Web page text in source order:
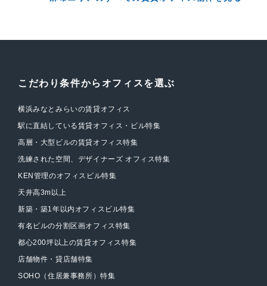
こだわり条件からオフィスを選ぶ
横浜みなとみらいの賃貸オフィス
駅に直結している賃貸オフィス・ビル特集
高層・大型ビルの賃貸オフィス特集
洗練された空間、デザイナーズ オフィス特集
KEN管理のオフィスビル特集
天井高3m以上
新築・築1年以内オフィスビル特集
有名ビルの分割区画オフィス特集
都心200坪以上の賃貸オフィス特集
店舗物件・貸店舗特集
SOHO（住居兼事務所）特集